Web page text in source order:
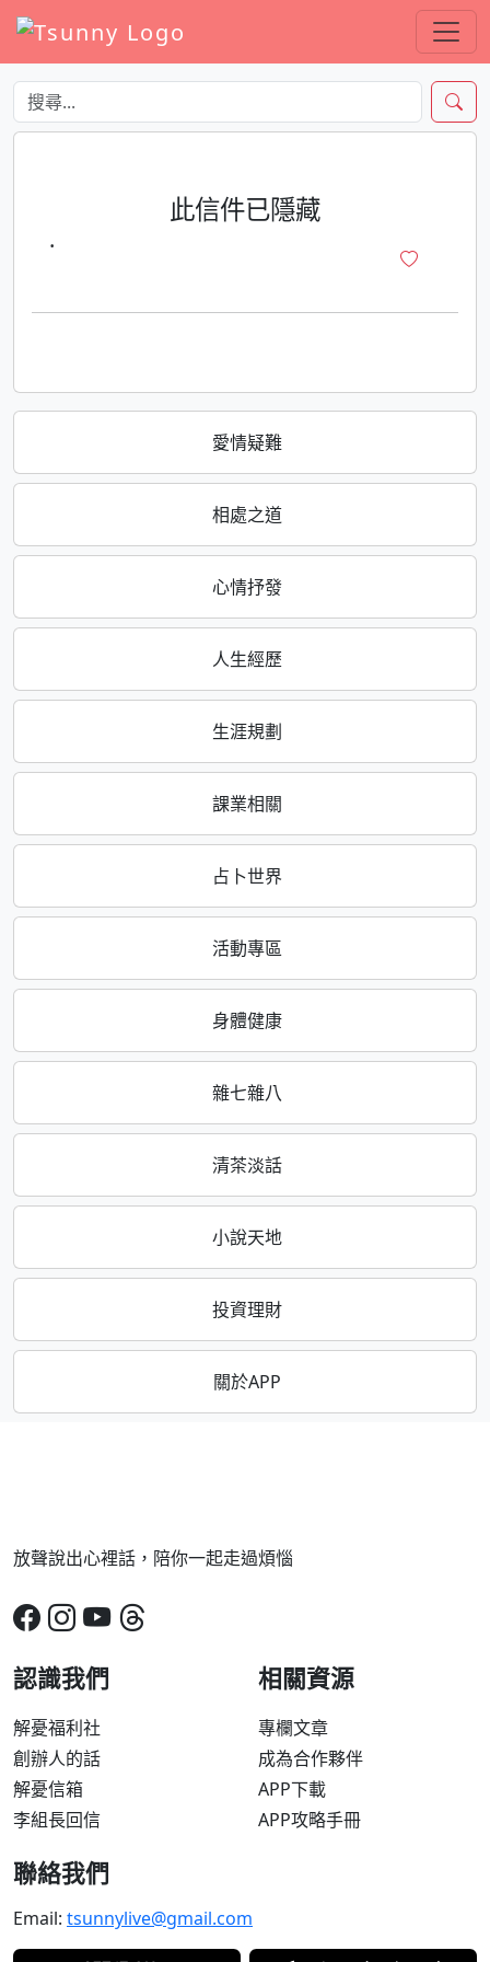
愛情疑難
相處之道
心情抒發
人生經歷
生涯規劃
課業相關
占卜世界
活動專區
身體健康
雜七雜八
清茶淡話
小說天地
投資理財
關於APP
此信件已隱藏
·
放聲說出心裡話，陪你一起走過煩惱
認識我們
解憂福利社
創辦人的話
解憂信箱
李組長回信
相關資源
專欄文章
成為合作夥伴
APP下載
APP攻略手冊
聯絡我們
Email: tsunnylive@gmail.com